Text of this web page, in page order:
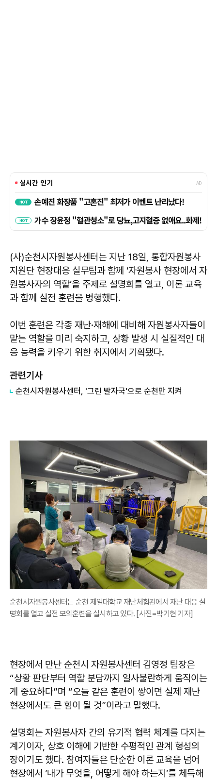
(사)순천시자원봉사센터는 지난 18일, 통합자원봉사
지원단 현장대응 실무팀과 함께 ‘자원봉사 현장에서 자
원봉사자의 역할’을 주제로 설명회를 열고, 이론 교육
과 함께 실전 훈련을 병행했다.
이번 훈련은 각종 재난·재해에 대비해 자원봉사자들이
맡는 역할을 미리 숙지하고, 상황 발생 시 실질적인 대
응 능력을 키우기 위한 취지에서 기획됐다.
관련기사
순천시자원봉사센터, '그린 발자국'으로 순천만 지켜
순천시자원봉사센터는 순천 제일대학교 재난체험관에서 재난 대응 설
명회를 열고 실전 모의훈련을 실시하고 있다. [사진=박기현 기자]
현장에서 만난 순천시 자원봉사센터 김영정 팀장은
“상황 판단부터 역할 분담까지 일사불란하게 움직이는
게 중요하다”며 “오늘 같은 훈련이 쌓이면 실제 재난
현장에서도 큰 힘이 될 것”이라고 말했다.
설명회는 자원봉사자 간의 유기적 협력 체계를 다지는
계기이자, 상호 이해에 기반한 수평적인 관계 형성의
장이기도 했다. 참여자들은 단순한 이론 교육을 넘어
현장에서 ‘내가 무엇을, 어떻게 해야 하는지’를 체득해